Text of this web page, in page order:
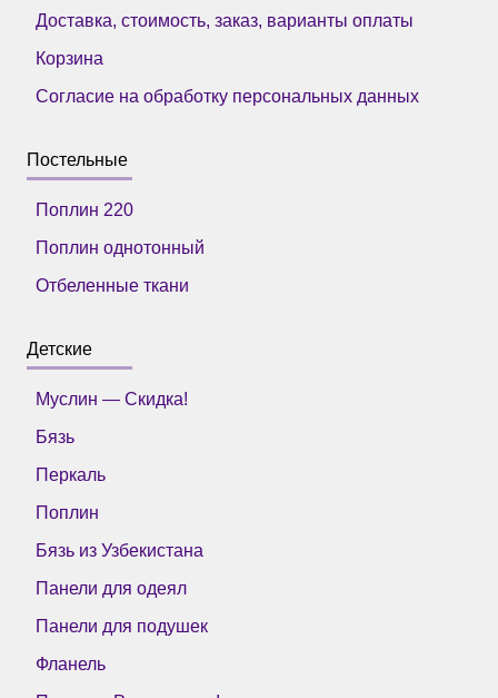
Доставка, стоимость, заказ, варианты оплаты
Корзина
Согласие на обработку персональных данных
Постельные
Поплин 220
Поплин однотонный
Отбеленные ткани
Детские
Муслин — Скидка!
Бязь
Перкаль
Поплин
Бязь из Узбекистана
Панели для одеял
Панели для подушек
Фланель